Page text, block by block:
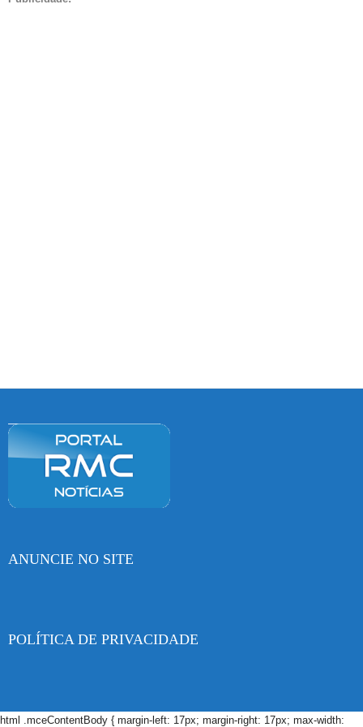
ANUNCIE NO SITE
POLÍTICA DE PRIVACIDADE
html .mceContentBody { margin-left: 17px; margin-right: 17px; max-width: